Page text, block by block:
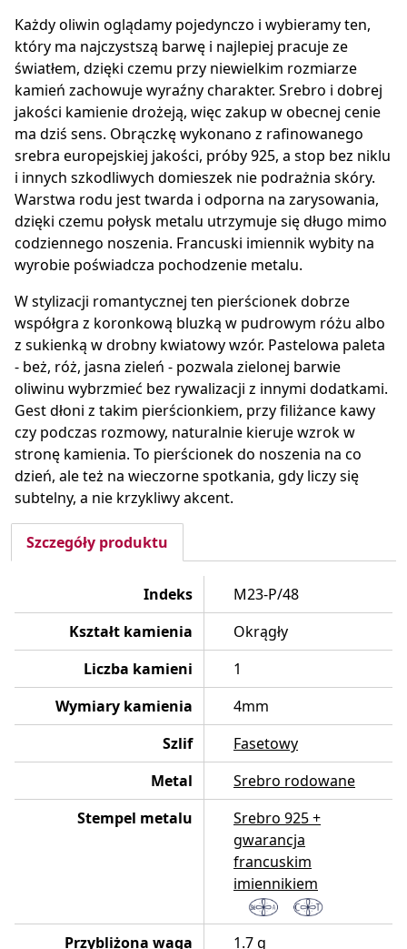
Każdy oliwin oglądamy pojedynczo i wybieramy ten,
który ma najczystszą barwę i najlepiej pracuje ze
światłem, dzięki czemu przy niewielkim rozmiarze
kamień zachowuje wyraźny charakter. Srebro i dobrej
jakości kamienie drożeją, więc zakup w obecnej cenie
ma dziś sens. Obrączkę wykonano z rafinowanego
srebra europejskiej jakości, próby 925, a stop bez niklu
i innych szkodliwych domieszek nie podrażnia skóry.
Warstwa rodu jest twarda i odporna na zarysowania,
dzięki czemu połysk metalu utrzymuje się długo mimo
codziennego noszenia. Francuski imiennik wybity na
wyrobie poświadcza pochodzenie metalu.
W stylizacji romantycznej ten pierścionek dobrze
współgra z koronkową bluzką w pudrowym różu albo
z sukienką w drobny kwiatowy wzór. Pastelowa paleta
- beż, róż, jasna zieleń - pozwala zielonej barwie
oliwinu wybrzmieć bez rywalizacji z innymi dodatkami.
Gest dłoni z takim pierścionkiem, przy filiżance kawy
czy podczas rozmowy, naturalnie kieruje wzrok w
stronę kamienia. To pierścionek do noszenia na co
dzień, ale też na wieczorne spotkania, gdy liczy się
subtelny, a nie krzykliwy akcent.
Szczegóły produktu
Indeks
M23-P/48
Kształt kamienia
Okrągły
Liczba kamieni
1
Wymiary kamienia
4mm
Szlif
Fasetowy
Metal
Srebro rodowane
Stempel metalu
Srebro 925 +
gwarancja
francuskim
imiennikiem
Przybliżona waga 1.7 g